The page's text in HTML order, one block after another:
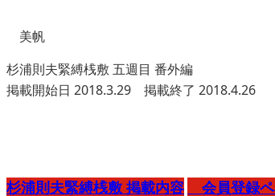
美帆
杉浦則夫緊縛桟敷 五週目 番外編
掲載開始日 2018.3.29 掲載終了 2018.4.26
杉浦則夫緊縛桟敷 掲載内容 会員登録